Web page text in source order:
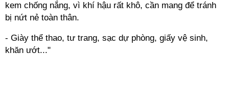
kem chống nắng, vì khí hậu rất khô, cần mang để tránh
bị nứt nẻ toàn thân.
- Giày thể thao, tư trang, sạc dự phòng, giấy vệ sinh,
khăn ướt..."